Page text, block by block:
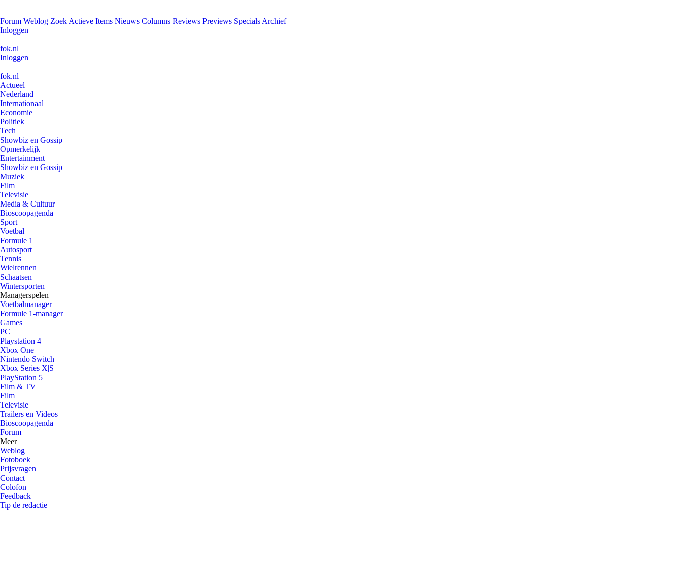
Forum Weblog Zoek Actieve Items Nieuws Columns Reviews Previews Specials Archief
Inloggen
fok.nl
Inloggen
fok.nl
Actueel
Nederland
Internationaal
Economie
Politiek
Tech
Showbiz en Gossip
Opmerkelijk
Entertainment
Showbiz en Gossip
Muziek
Film
Televisie
Media & Cultuur
Bioscoopagenda
Sport
Voetbal
Formule 1
Autosport
Tennis
Wielrennen
Schaatsen
Wintersporten
Managerspelen
Voetbalmanager
Formule 1-manager
Games
PC
Playstation 4
Xbox One
Nintendo Switch
Xbox Series X|S
PlayStation 5
Film & TV
Film
Televisie
Trailers en Videos
Bioscoopagenda
Forum
Meer
Weblog
Fotoboek
Prijsvragen
Contact
Colofon
Feedback
Tip de redactie